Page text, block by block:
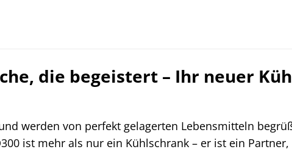
die begeistert – Ihr neuer
werden von perfekt gelagerten Lebensmitteln
ist mehr als nur ein Kühlschrank – er ist ein